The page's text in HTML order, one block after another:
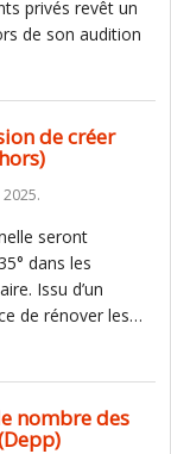
privés revêt un
de son audition
de créer
seront
dans les
Issu d’un
de rénover les…
nombre des